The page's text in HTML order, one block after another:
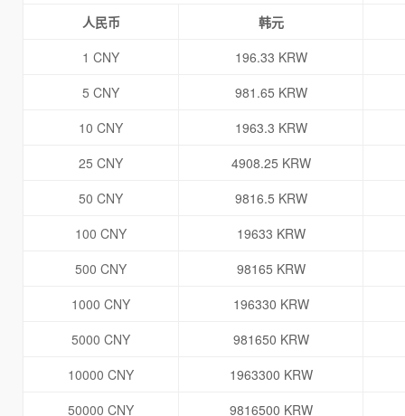
人民币
韩元
1 CNY
196.33 KRW
5 CNY
981.65 KRW
10 CNY
1963.3 KRW
25 CNY
4908.25 KRW
50 CNY
9816.5 KRW
100 CNY
19633 KRW
500 CNY
98165 KRW
1000 CNY
196330 KRW
5000 CNY
981650 KRW
10000 CNY
1963300 KRW
50000 CNY
9816500 KRW